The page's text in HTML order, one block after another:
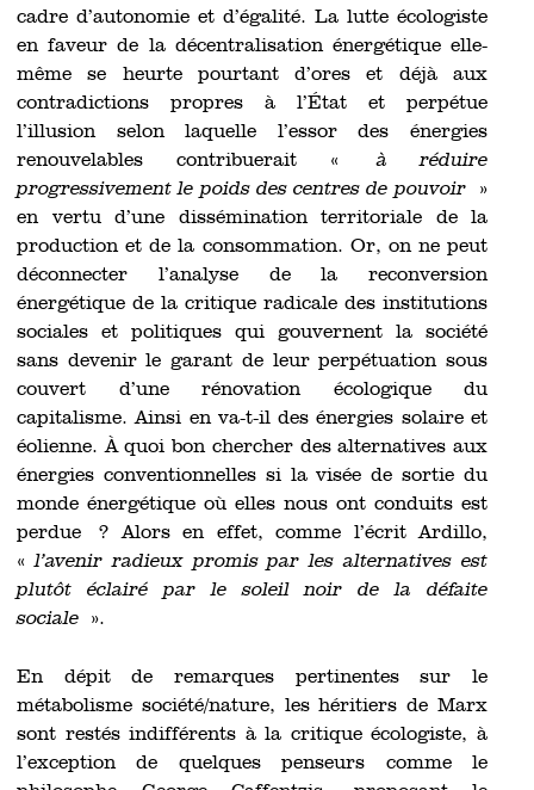
cadre d’autonomie et d’égalité. La lutte écologiste
en faveur de la décentralisation énergétique elle-
même se heurte pourtant d’ores et déjà aux
contradictions propres à l’État et perpétue
l’illusion selon laquelle l’essor des énergies
renouvelables contribuerait «à réduire
progressivement le poids des centres de pouvoir»
en vertu d’une dissémination territoriale de la
production et de la consommation. Or, on ne peut
déconnecter l’analyse de la reconversion
énergétique de la critique radicale des institutions
sociales et politiques qui gouvernent la société
sans devenir le garant de leur perpétuation sous
couvert d’une rénovation écologique du
capitalisme. Ainsi en va-t-il des énergies solaire et
éolienne. À quoi bon chercher des alternatives aux
énergies conventionnelles si la visée de sortie du
monde énergétique où elles nous ont conduits est
perdue ? Alors en effet, comme l’écrit Ardillo,
« l’avenir radieux promis par les alternatives est
plutôt éclairé par le soleil noir de la défaite
sociale ».
En dépit de remarques pertinentes sur le
métabolisme société/nature, les héritiers de Marx
sont restés indifférents à la critique écologiste, à
l’exception de quelques penseurs comme le